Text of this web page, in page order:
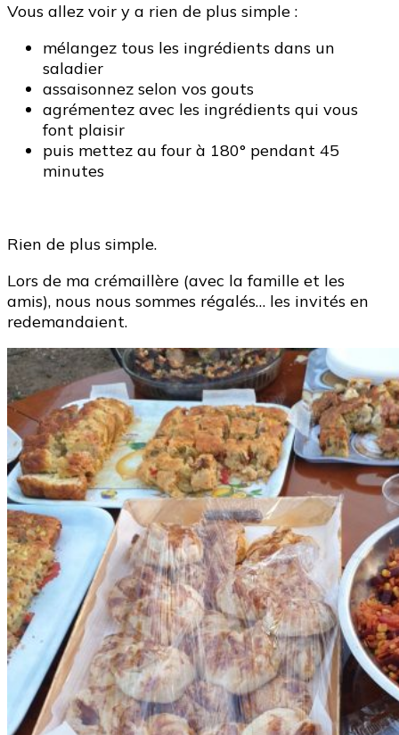
Vous allez voir y a rien de plus simple :
mélangez tous les ingrédients dans un
saladier
assaisonnez selon vos gouts
agrémentez avec les ingrédients qui vous
font plaisir
puis mettez au four à 180° pendant 45
minutes
Rien de plus simple.
Lors de ma crémaillère (avec la famille et les
amis), nous nous sommes régalés… les invités en
redemandaient.